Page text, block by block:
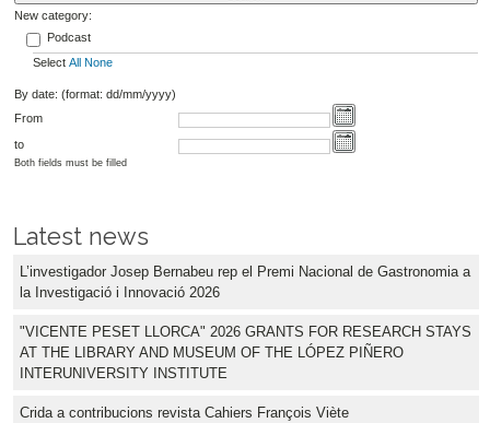
New category:
Podcast
Select All None
By date: (format: dd/mm/yyyy)
From
to
Both fields must be filled
Latest news
L’investigador Josep Bernabeu rep el Premi Nacional de Gastronomia a
la Investigació i Innovació 2026
"VICENTE PESET LLORCA" 2026 GRANTS FOR RESEARCH STAYS
AT THE LIBRARY AND MUSEUM OF THE LÓPEZ PIÑERO
INTERUNIVERSITY INSTITUTE
Crida a contribucions revista Cahiers François Viète